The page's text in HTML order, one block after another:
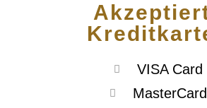
VISA Card
MasterCard